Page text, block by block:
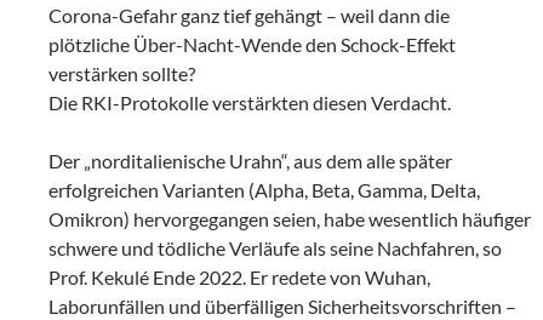
Corona-Gefahr ganz tief gehängt – weil dann die
plötzliche Über-Nacht-Wende den Schock-Effekt
verstärken sollte?
Die RKI-Protokolle verstärkten diesen Verdacht.
Der „norditalienische Urahn“, aus dem alle später
erfolgreichen Varianten (Alpha, Beta, Gamma, Delta,
Omikron) hervorgegangen seien, habe wesentlich häufiger
schwere und tödliche Verläufe als seine Nachfahren, so
Prof. Kekulé Ende 2022. Er redete von Wuhan,
Laborunfällen und überfälligen Sicherheitsvorschriften –